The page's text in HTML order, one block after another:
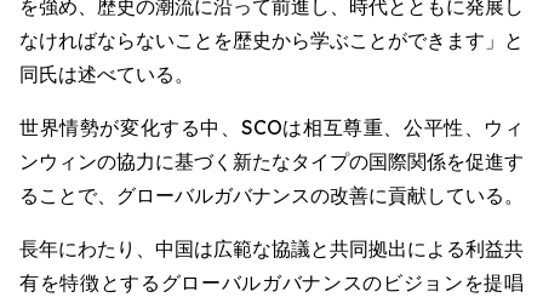
を強め、歴史の潮流に沿って前進し、時代とともに発展し
なければならないことを歴史から学ぶことができます」と
同氏は述べている。
世界情勢が変化する中、SCOは相互尊重、公平性、ウィ
ンウィンの協力に基づく新たなタイプの国際関係を促進す
ることで、グローバルガバナンスの改善に貢献している。
長年にわたり、中国は広範な協議と共同拠出による利益共
有を特徴とするグローバルガバナンスのビジョンを提唱